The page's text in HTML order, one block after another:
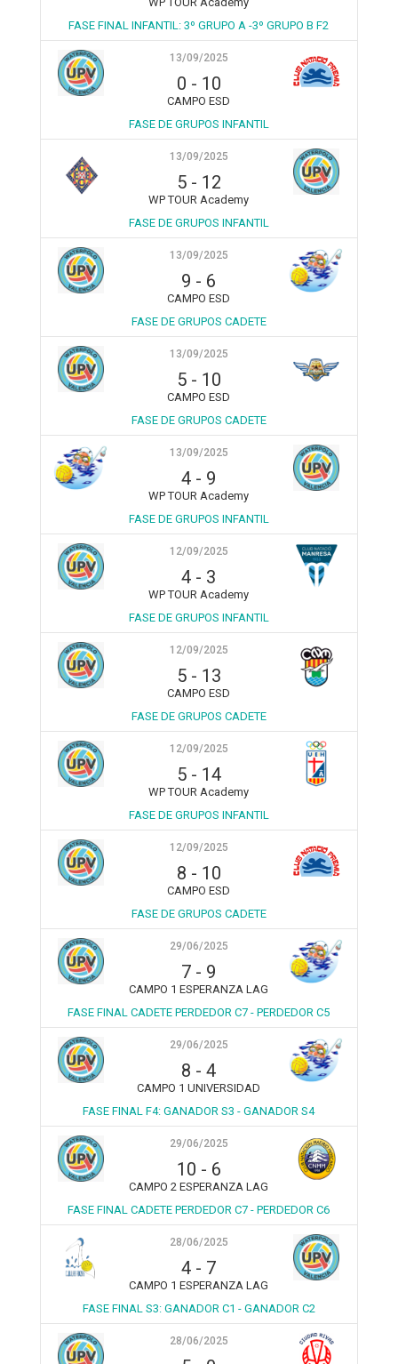
FASE FINAL INFANTIL: 3º GRUPO A -3º GRUPO B F2
13/09/2025
0 - 10
CAMPO ESD
FASE DE GRUPOS INFANTIL
13/09/2025
5- 12
WP TOUR Academy
FASE DE GRUPOS INFANTIL
13/09/2025
9 - 6
CAMPO ESD
FASE DE GRUPOS CADETE
13/09/2025
5- 10
CAMPO ESD
FASE DE GRUPOS CADETE
13/09/2025
4 - 9
WP TOUR Academy
FASE DE GRUPOS INFANTIL
12/09/2025
4 - 3
WP TOUR Academy
FASE DE GRUPOS INFANTIL
12/09/2025
5- 13
CAMPO ESD
FASE DE GRUPOS CADETE
12/09/2025
5- 14
WP TOUR Academy
FASE DE GRUPOS INFANTIL
12/09/2025
8 - 10
CAMPO ESD
FASE DE GRUPOS CADETE
29/06/2025
7 - 9
CAMPO 1 ESPERANZA LAG
FASE FINAL CADETE PERDEDOR C7 - PERDEDOR C5
29/06/2025
8 -4
CAMPO 1 UNIVERSIDAD
FASE FINAL F4: GANADOR S3 - GANADOR S4
29/06/2025
10 - 6
CAMPO 2 ESPERANZA LAG
FASE FINAL CADETE PERDEDOR C7 - PERDEDOR C6
28/06/2025
4 - 7
CAMPO 1 ESPERANZA LAG
FASE FINAL S3: GANADOR C1 - GANADOR C2
28/06/2025